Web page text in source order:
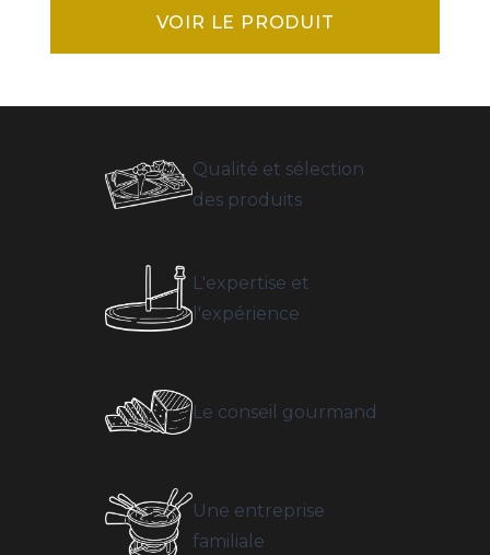
VOIR LE PRODUIT
Qualité et sélection
des produits
L'expertise et
l'expérience
Le conseil gourmand
Une entreprise
familiale